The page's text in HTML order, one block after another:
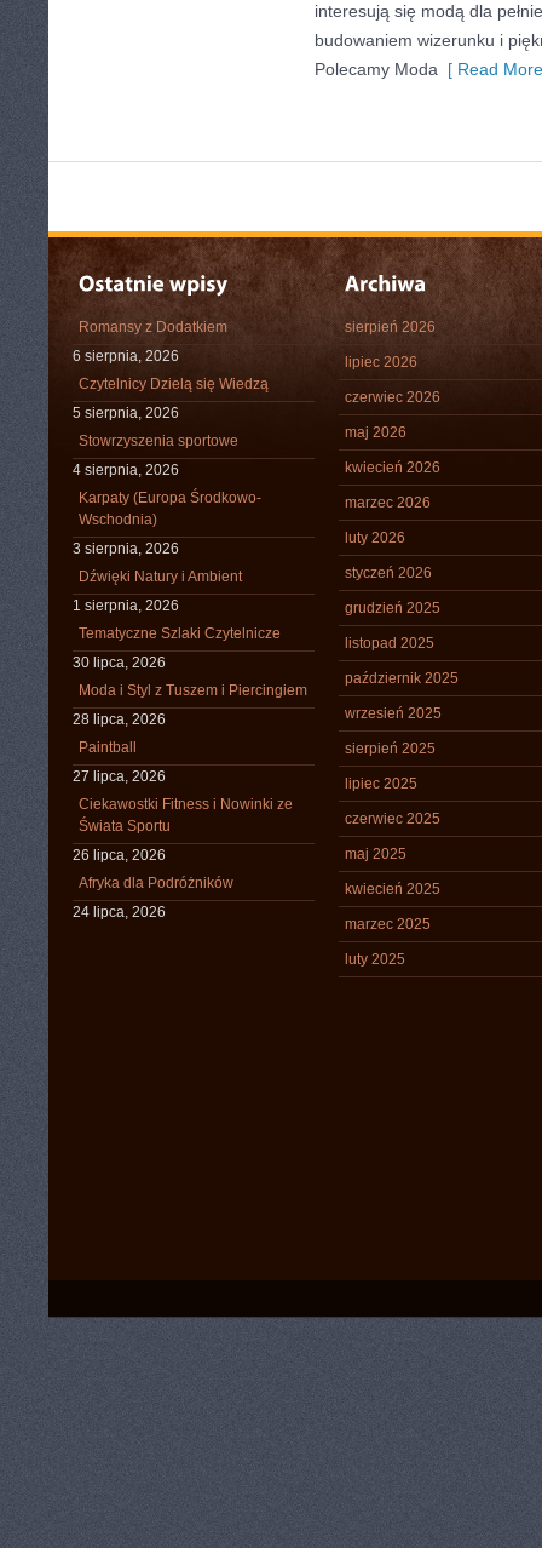
interesują się modą dla
budowaniem wizerunku i
Polecamy Moda [ Read
Romansy z Dodatkiem
6 sierpnia, 2026
Czytelnicy Dzielą się Wiedzą
5 sierpnia, 2026
Stowrzyszenia sportowe
4 sierpnia, 2026
Karpaty (Europa Środkowo-
Wschodnia)
3 sierpnia, 2026
Dźwięki Natury i Ambient
1 sierpnia, 2026
Tematyczne Szlaki Czytelnicze
30 lipca, 2026
Moda i Styl z Tuszem i Piercingiem
28 lipca, 2026
Paintball
27 lipca, 2026
Ciekawostki Fitness i Nowinki ze
Świata Sportu
26 lipca, 2026
Afryka dla Podróżników
24 lipca, 2026
sierpień 2026
lipiec 2026
czerwiec 2026
maj 2026
kwiecień 2026
marzec 2026
luty 2026
styczeń 2026
grudzień 2025
listopad 2025
październik 2025
wrzesień 2025
sierpień 2025
lipiec 2025
czerwiec 2025
maj 2025
kwiecień 2025
marzec 2025
luty 2025